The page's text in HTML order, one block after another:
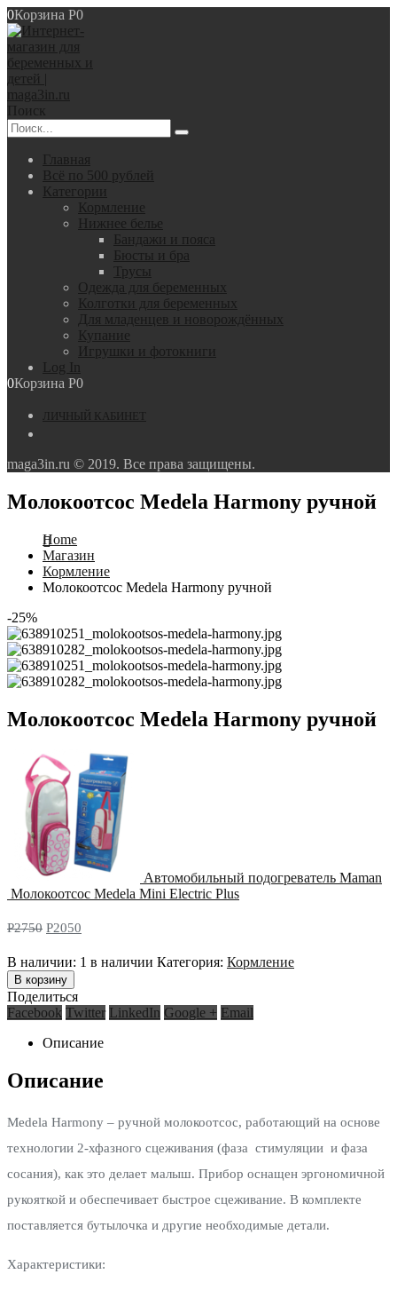
0Корзина Р0
Поиск
Главная
Всё по 500 рублей
Категории
Кормление
Нижнее белье
Бандажи и пояса
Бюсты и бра
Трусы
Одежда для беременных
Колготки для беременных
Для младенцев и новорождённых
Купание
Игрушки и фотокниги
Log In
0Корзина Р0
ЛИЧНЫЙ КАБИНЕТ
maga3in.ru © 2019. Все права защищены.
Молокоотсос Medela Harmony ручной
Home
Магазин
Кормление
Молокоотсос Medela Harmony ручной
-25%
Молокоотсос Medela Harmony ручной
Автомобильный подогреватель Maman
Молокоотсос Medela Mini Electric Plus
Р2750 Р2050
В наличии: 1 в наличии Категория: Кормление
В корзину
Поделиться
Facebook Twitter LinkedIn Google + Email
Описание
Описание
Medela Harmony – ручной молокоотсос, работающий на основе
технологии 2-хфазного сцеживания (фаза стимуляции и фаза
сосания), как это делает малыш. Прибор оснащен эргономичной
рукояткой и обеспечивает быстрое сцеживание. В комплекте
поставляется бутылочка и другие необходимые детали.
Характеристики: